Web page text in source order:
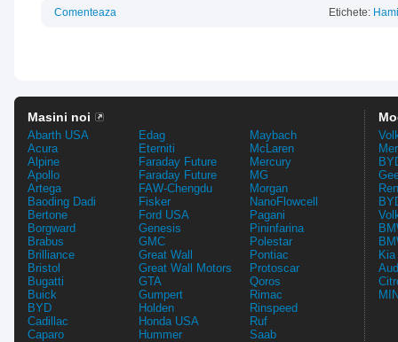
Comenteaza Etichete:
Masini noi
Abarth USA
Acura
Alpine
Apollo
Artega
Baoding Dadi
Bertone
Borgward
Brabus
Brilliance
Bristol
Bugatti
Buick
BYD
Cadillac
Caparo
Edag
Eterniti
Faraday Future
Faraday Future
FAW-Chengdu
Fisker
Ford USA
Genesis
GMC
Great Wall
Great Wall Motors
GTA
Gumpert
Holden
Honda USA
Hummer
Maybach
McLaren
Mercury
MG
Morgan
NanoFlowcell
Pagani
Pininfarina
Polestar
Pontiac
Protoscar
Qoros
Rimac
Rinspeed
Ruf
Saab